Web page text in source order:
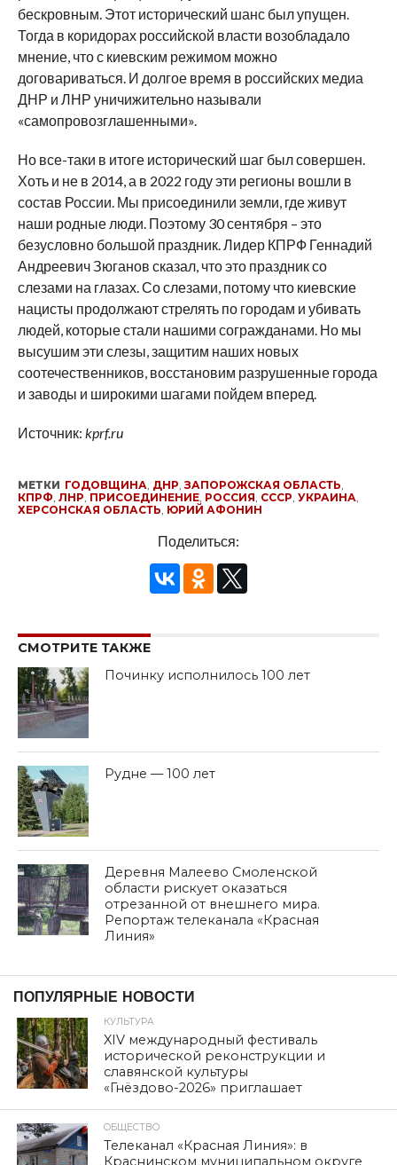
бескровным. Этот исторический шанс был упущен.
Тогда в коридорах российской власти возобладало
мнение, что с киевским режимом можно
договариваться. И долгое время в российских медиа
ДНР и ЛНР уничижительно называли
«самопровозглашенными».
Но все-таки в итоге исторический шаг был совершен.
Хоть и не в 2014, а в 2022 году эти регионы вошли в
состав России. Мы присоединили земли, где живут
наши родные люди. Поэтому 30 сентября – это
безусловно большой праздник. Лидер КПРФ Геннадий
Андреевич Зюганов сказал, что это праздник со
слезами на глазах. Со слезами, потому что киевские
нацисты продолжают стрелять по городам и убивать
людей, которые стали нашими согражданами. Но мы
высушим эти слезы, защитим наших новых
соотечественников, восстановим разрушенные города
и заводы и широкими шагами пойдем вперед.
Источник: kprf.ru
МЕТКИ ГОДОВЩИНА, ДНР, ЗАПОРОЖСКАЯ ОБЛАСТЬ,
КПРФ, ЛНР, ПРИСОЕДИНЕНИЕ, РОССИЯ, СССР, УКРАИНА,
ХЕРСОНСКАЯ ОБЛАСТЬ, ЮРИЙ АФОНИН
Поделиться:
СМОТРИТЕ ТАКЖЕ
Починку исполнилось 100 лет
Рудне — 100 лет
Деревня Малеево Смоленской
области рискует оказаться
отрезанной от внешнего мира.
Репортаж телеканала «Красная
Линия»
ОБЩЕСТВО
РАДИ ОБЩЕГО ДЕЛА
Автор: admin
Опубликовано30.09.2024